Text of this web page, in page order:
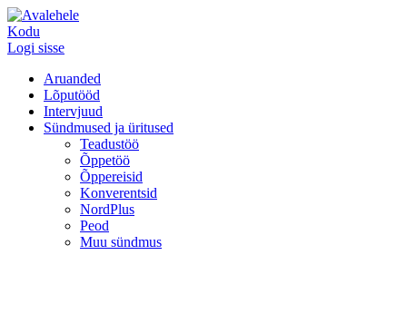
Kodu
Logi sisse
Aruanded
Lõputööd
Intervjuud
Sündmused ja üritused
Teadustöö
Õppetöö
Õppereisid
Konverentsid
NordPlus
Peod
Muu sündmus